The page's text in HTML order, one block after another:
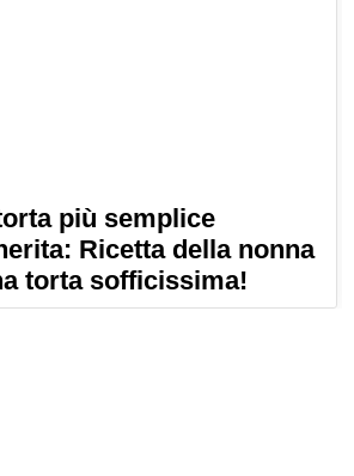
più semplice
Ricetta della nonna
torta sofficissima!